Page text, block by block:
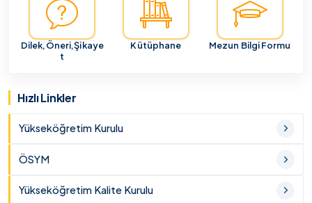
Dilek,Öneri,Şikaye
t
Kütüphane Mezun Bilgi Formu
Hızlı Linkler
Yükseköğretim Kurulu
ÖSYM
Yükseköğretim Kalite Kurulu